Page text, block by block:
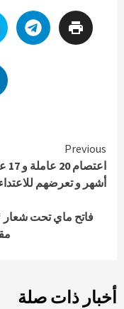
Continue
Reading
Previous
أشهر و تعرضهم
فاتح ماي تحت شعار
أخبار ذات صلة